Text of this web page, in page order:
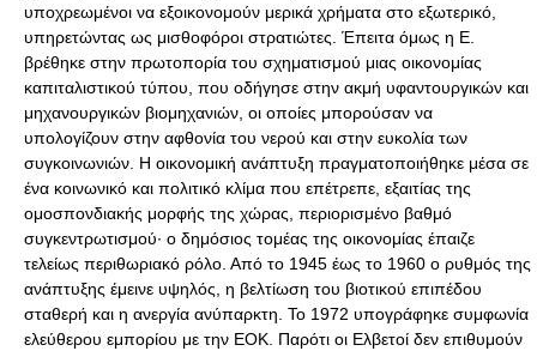
υποχρεωμένοι να εξοικονομούν μερικά χρήματα στο εξωτερικό,
υπηρετώντας ως μισθοφόροι στρατιώτες. Έπειτα όμως η Ε.
βρέθηκε στην πρωτοπορία του σχηματισμού μιας οικονομίας
καπιταλιστικού τύπου, που οδήγησε στην ακμή υφαντουργικών και
μηχανουργικών βιομηχανιών, οι οποίες μπορούσαν να
υπολογίζουν στην αφθονία του νερού και στην ευκολία των
συγκοινωνιών. Η οικονομική ανάπτυξη πραγματοποιήθηκε μέσα σε
ένα κοινωνικό και πολιτικό κλίμα που επέτρεπε, εξαιτίας της
ομοσπονδιακής μορφής της χώρας, περιορισμένο βαθμό
συγκεντρωτισμού· ο δημόσιος τομέας της οικονομίας έπαιζε
τελείως περιθωριακό ρόλο. Από το 1945 έως το 1960 ο ρυθμός της
ανάπτυξης έμεινε υψηλός, η βελτίωση του βιοτικού επιπέδου
σταθερή και η ανεργία ανύπαρκτη. Το 1972 υπογράφηκε συμφωνία
ελεύθερου εμπορίου με την ΕΟΚ. Παρότι οι Ελβετοί δεν επιθυμούν